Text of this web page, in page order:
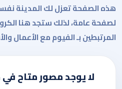
هذه الصفحة تعزل لك المدينة
لصفحة عامة، لذلك ستجد هنا
المرتبطين بـ الفيوم مع الأعمال
لا يوجد مصور متاح في